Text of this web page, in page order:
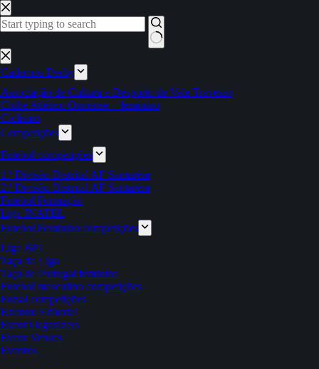
Pular
para
o
Sem
resultados
Cadernos Derby
Associação de Cultura e Desporto de Vale Travesso
Clube Atlético Ouriense – feminino
Ciclismo
Competições
Futebol competições
1.ª Divisão Distrital AF Santarém
2.ª Divisão Distrital AF Santarém
Futebol Formação
Liga INATEL
Futebol Feminino competições
Liga BPI
Taça da Liga
Taça de Portugal feminina
Futebol masculino competições
Futsal competições
Estatuto Editorial
Event Organizers
Event Venues
Eventos